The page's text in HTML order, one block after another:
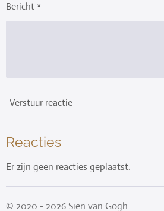
Bericht *
Verstuur reactie
Reacties
Er zijn geen reacties geplaatst.
© 2020 - 2026 Sien van Gogh